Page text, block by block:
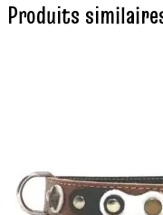
Produits